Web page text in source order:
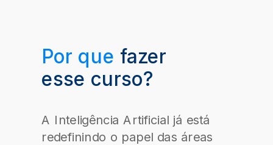
Por que fazer
esse curso?
A Inteligência Artificial já está
redefinindo o papel das áreas